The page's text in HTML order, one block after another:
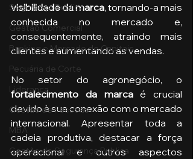
Segurança Publica
Gestão Comercial
Banking e Mercado de Capitais
Pecuária de Corte
Liderança
Gestão de Pessoas
MBA
Gestão de Segurança Publica
visibilidade da marca, tornando-a mais
conhecida no mercado e,
consequentemente, atraindo mais
clientes e aumentando as vendas.
fortalecimento da marca é crucial
devido à sua conexão com o mercado
internacional. Apresentar toda a
cadeia produtiva, destacar a força
operacional e outros aspectos